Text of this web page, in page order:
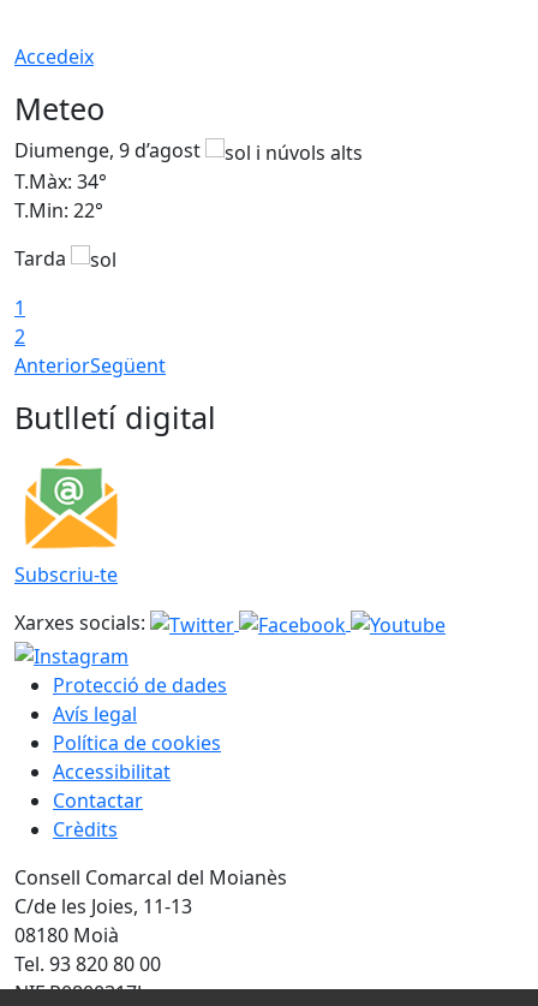
Accedeix
Meteo
Diumenge, 9 d’agost
T.Màx: 34°
T.Min: 22°
Tarda
1
2
AnteriorSegüent
Butlletí digital
Subscriu-te
Xarxes socials:
Protecció de dades
Avís legal
Política de cookies
Accessibilitat
Contactar
Crèdits
Consell Comarcal del Moianès
C/de les Joies, 11-13
08180 Moià
Tel. 93 820 80 00
NIF P0800317J